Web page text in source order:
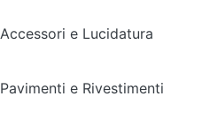
Accessori e Lucidatura
Pavimenti e Rivestimenti